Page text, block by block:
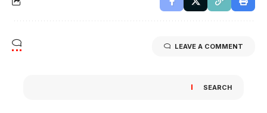
LEAVE A COMMENT
SEARCH